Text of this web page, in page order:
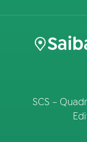
SCS –